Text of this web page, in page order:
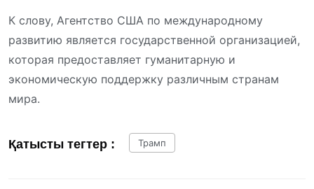
К слову, Агентство США по международному
развитию является государственной организацией,
которая предоставляет гуманитарную и
экономическую поддержку различным странам
мира.
Қатысты тегтер : Трамп